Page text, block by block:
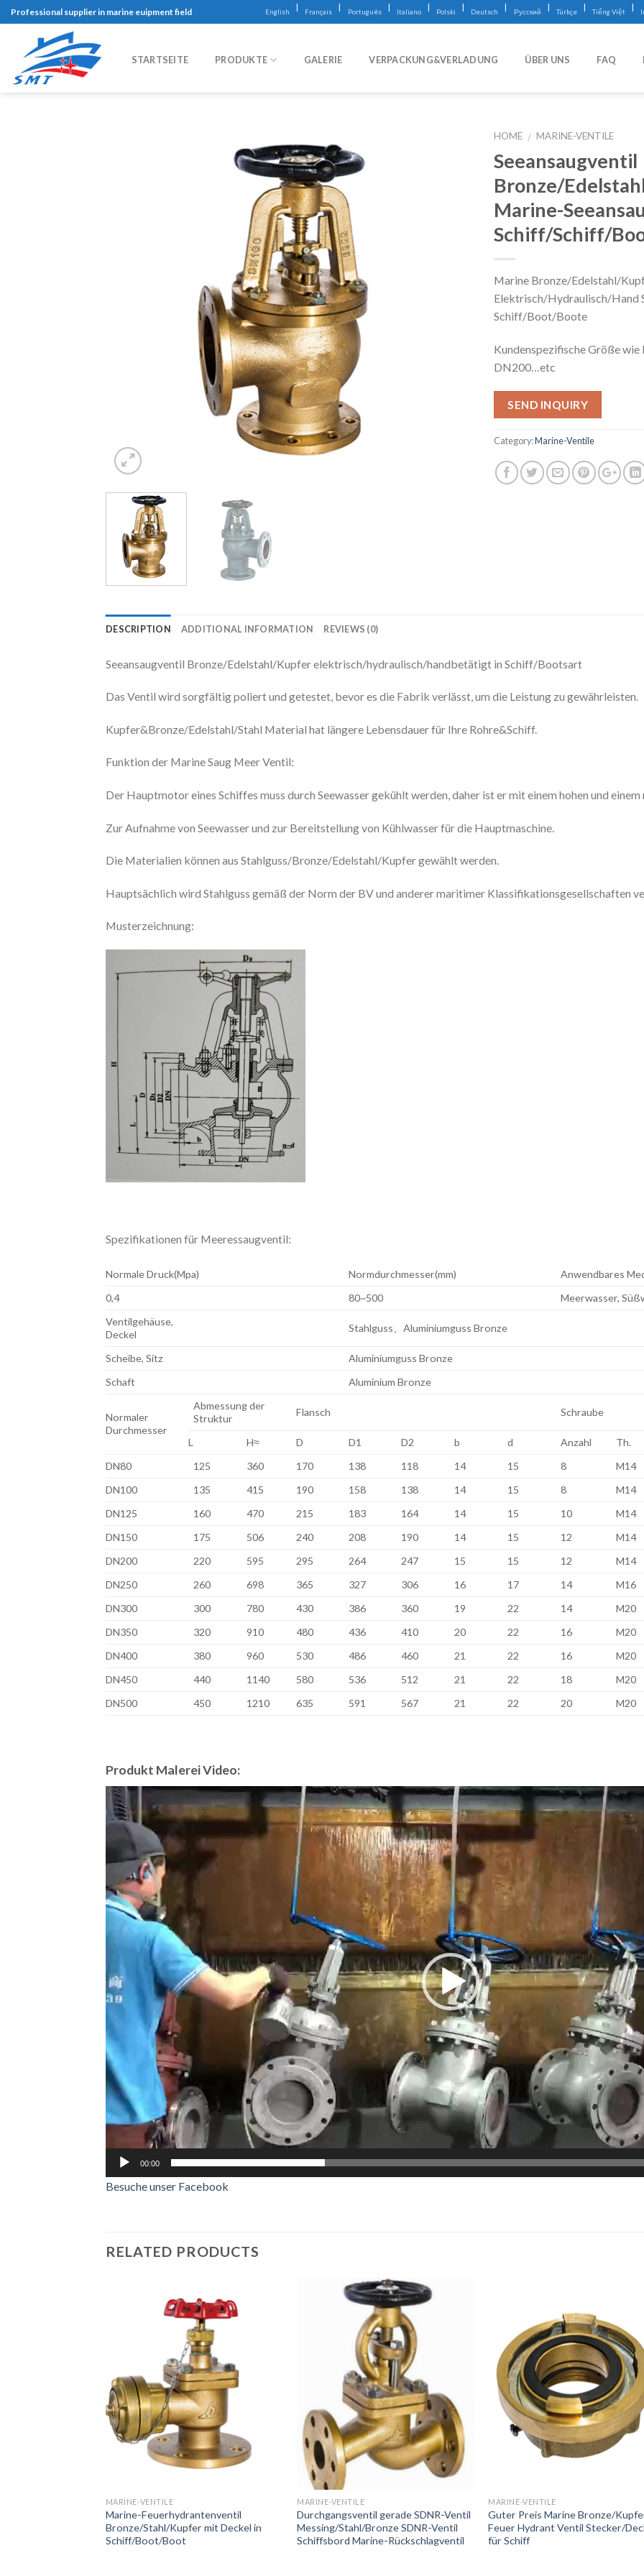
Skip
to
content
Professional supplier in marine euipment field English | Français | Português | Italiano | Polski | Deutsch | Русский | Türkçe | Tiếng Việt |
STARTSEITE PRODUKTE GALERIE VERPACKUNG&VERLADUNG ÜBER UNS FAQ
HOME / MARINE-VENTILE
Seeansaugventil
Bronze/
Marine-
Schiff/Schiff/
Marine Bronze/Edelstahl/
Elektrisch/Hydraulisch/Hand
Schiff/Boot/Boote
Kundenspezifische Größe
DN200…etc
SEND INQUIRY
Category:Marine-Ventile
DESCRIPTION ADDITIONAL INFORMATION REVIEWS (0)
Seeansaugventil Bronze/Edelstahl/Kupfer elektrisch/hydraulisch/handbetätigt in Schiff/Bootsart
Das Ventil wird sorgfältig poliert und getestet, bevor es die Fabrik verlässt, um die Leistung zu gewährleisten.
Kupfer&Bronze/Edelstahl/Stahl Material hat längere Lebensdauer für Ihre Rohre&Schiff.
Funktion der Marine Saug Meer Ventil:
Der Hauptmotor eines Schiffes muss durch Seewasser gekühlt werden, daher ist er mit einem hohen und
Zur Aufnahme von Seewasser und zur Bereitstellung von Kühlwasser für die Hauptmaschine.
Die Materialien können aus Stahlguss/Bronze/Edelstahl/Kupfer gewählt werden.
Hauptsächlich wird Stahlguss gemäß der Norm der BV und anderer maritimer Klassifikationsgesellschaften
Musterzeichnung:
Spezifikationen für Meeressaugventil:
Normale Druck(Mpa) Normdurchmesser(mm)
Anwendbares
0,4
80~500
Meerwasser,
Ventilgehäuse,
Deckel
Stahlguss、Aluminiumguss Bronze
Scheibe, Sitz
Aluminiumguss Bronze
Schaft
Aluminium Bronze
Normaler
Durchmesser
Abmessung der
Struktur
Flansch Schraube
L H≈ D D1 D2 b d Anzahl
Th.
DN80
125 360 170 138 118 14 15 8
M14
DN100
135 415 190 158 138 14 15 8
M14
DN125
160 470 215 183 164 14 15 10
M14
DN150
175 506 240 208 190 14 15 12
M14
DN200
220 595 295 264 247 15 15 12
M14
DN250
260 698 365 327 306 16 17 14
M16
DN300
300 780 430 386 360 19 22 14
M20
DN350
320 910 480 436 410 20 22 16
M20
DN400
380 960 530 486 460 21 22 16
M20
DN450
440 1140 580 536 512 21 22 18
M20
DN500
450 1210 635 591 567 21 22 20 M20
Produkt Malerei Video:
Video
Player
00:00
Besuche unser Facebook
RELATED PRODUCTS
MARINE-VENTILE
Marine-Feuerhydrantenventil
Bronze/Stahl/Kupfer mit Deckel in
Schiff/Boot/Boot
MARINE-VENTILE
Durchgangsventil gerade SDNR-Ventil
Messing/Stahl/Bronze SDNR-Ventil
Schiffsbord Marine-Rückschlagventil
MARINE-VENTILE
Guter Preis Marine Bronze/
Feuer Hydrant Ventil Stecker/
für Schiff